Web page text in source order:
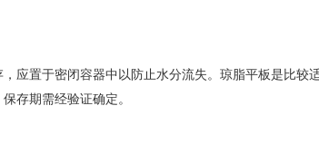
应置于密闭容器中以防止水分流失。琼脂平板是比
存期需经验证确定。